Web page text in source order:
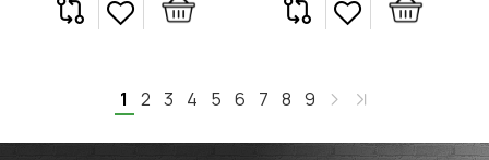
1 2 3 4 5 6 7 8 9